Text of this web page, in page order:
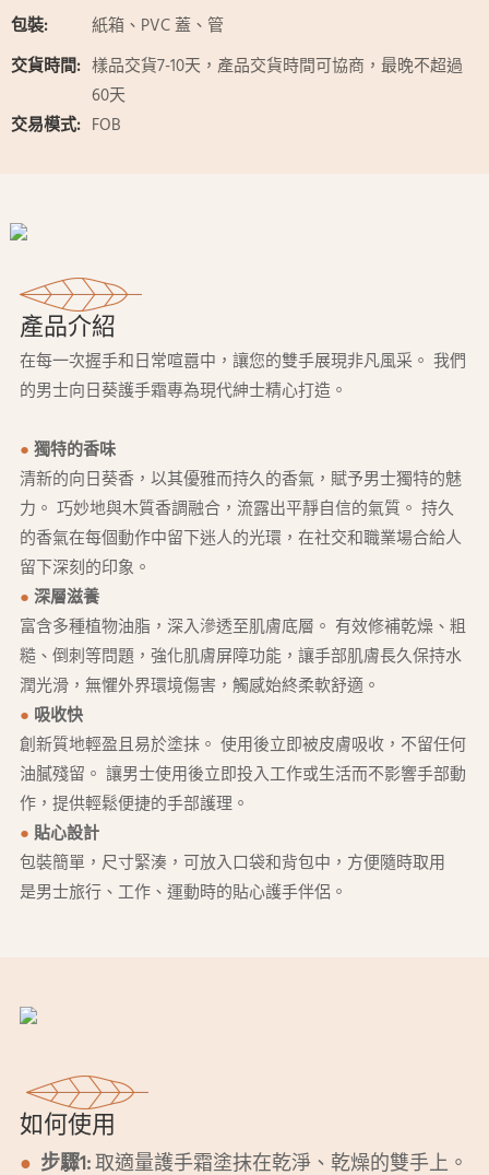
包裝:
紙箱、PVC 蓋、管
交貨時間: 樣品交貨7-10天，產品交貨時間可協商，最晚不超過
60天
交易模式: FOB
產品介紹
在每一次握手和日常喧囂中，讓您的雙手展現非凡風采。 我們
的男士向日葵護手霜專為現代紳士精心打造。
● 獨特的香味
清新的向日葵香，以其優雅而持久的香氣，賦予男士獨特的魅
力。 巧妙地與木質香調融合，流露出平靜自信的氣質。 持久
的香氣在每個動作中留下迷人的光環，在社交和職業場合給人
留下深刻的印象。
● 深層滋養
富含多種植物油脂，深入滲透至肌膚底層。 有效修補乾燥、粗
糙、倒刺等問題，強化肌膚屏障功能，讓手部肌膚長久保持水
潤光滑，無懼外界環境傷害，觸感始終柔軟舒適。
● 吸收快
創新質地輕盈且易於塗抹。 使用後立即被皮膚吸收，不留任何
油膩殘留。 讓男士使用後立即投入工作或生活而不影響手部動
作，提供輕鬆便捷的手部護理。
● 貼心設計
包裝簡單，尺寸緊湊，可放入口袋和背包中，方便隨時取用
是男士旅行、工作、運動時的貼心護手伴侶。
如何使用
● 步驟1:取適量護手霜塗抹在乾淨、乾燥的雙手上。